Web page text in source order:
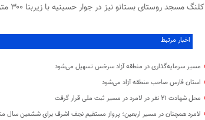
کلنگ مسجد روستای بستانو نیز در جوار حسینیه با زیربنا ۳۰۰ مترمربع با مشارکت خیر به زمین زده شد.
اخبار مرتبط
مسیر سرمایه‌گذاری در منطقه آزاد سرخس تسهیل می‌شود
استان فارس صاحب منطقه آزاد می‌شود
محل شهادت ۲۱ نفر در لامرد در مسیر ثبت ملی قرار گرفت
لامرد همچنان در مسیر اربعین؛ پرواز مستقیم نجف اشرف برای ششمین سال